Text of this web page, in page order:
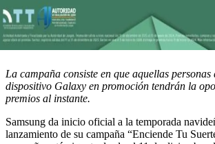
La campaña consiste en que aquellas
dispositivo Galaxy en promoción tendrán la
premios al instante.
Samsung da inicio oficial a la temporada
lanzamiento de su campaña “Enciende Tu